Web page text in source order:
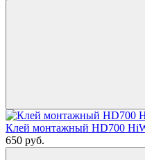
Клей монтажный HD700
650 руб.